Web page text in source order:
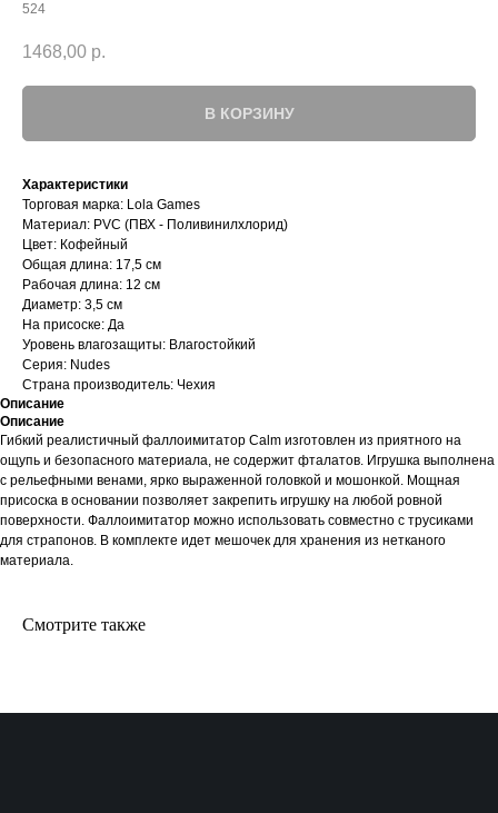
524
1468,00 р.
В КОРЗИНУ
Характеристики
Торговая марка: Lola Games
Материал: PVC (ПВХ - Поливинилхлорид)
Цвет: Кофейный
Общая длина: 17,5 см
Рабочая длина: 12 см
Диаметр: 3,5 см
На присоске: Да
Уровень влагозащиты: Влагостойкий
Серия: Nudes
Страна производитель: Чехия
Описание
Описание
Гибкий реалистичный фаллоимитатор Calm изготовлен из приятного на
ощупь и безопасного материала, не содержит фталатов. Игрушка выполнена
с рельефными венами, ярко выраженной головкой и мошонкой. Мощная
присоска в основании позволяет закрепить игрушку на любой ровной
поверхности. Фаллоимитатор можно использовать совместно с трусиками
для страпонов. В комплекте идет мешочек для хранения из нетканого
материала.
Смотрите также